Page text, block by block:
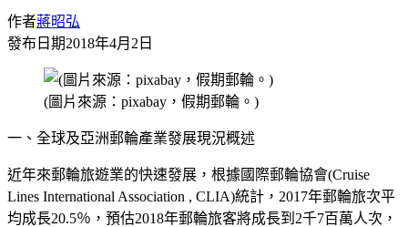
作者蔣昭弘
發布日期2018年4月2日
(圖片來源：pixabay，假期郵輪。)
一、全球及亞洲郵輪產業發展現況概述
近年來郵輪旅遊業的快速發展，根據國際郵輪協會(Cruise
Lines International Association , CLIA)統計，2017年郵輪旅次平
均成長20.5％，預估2018年郵輪旅客將成長到2千7百萬人次，